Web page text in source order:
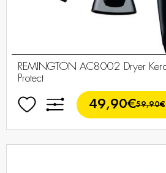
REMINGTON AC8002 Dryer
Protect
49,90€59,90€